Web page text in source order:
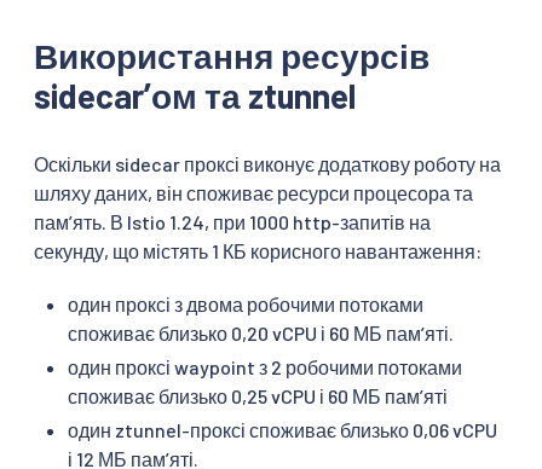
Використання ресурсів
sidecarʼом та ztunnel
Оскільки sidecar проксі виконує додаткову роботу на
шляху даних, він споживає ресурси процесора та
памʼять. В Istio 1.24, при 1000 http-запитів на
секунду, що містять 1 КБ корисного навантаження:
один проксі з двома робочими потоками
споживає близько 0,20 vCPU і 60 МБ памʼяті.
один проксі waypoint з 2 робочими потоками
споживає близько 0,25 vCPU і 60 МБ памʼяті
один ztunnel-проксі споживає близько 0,06 vCPU
і 12 МБ памʼяті.